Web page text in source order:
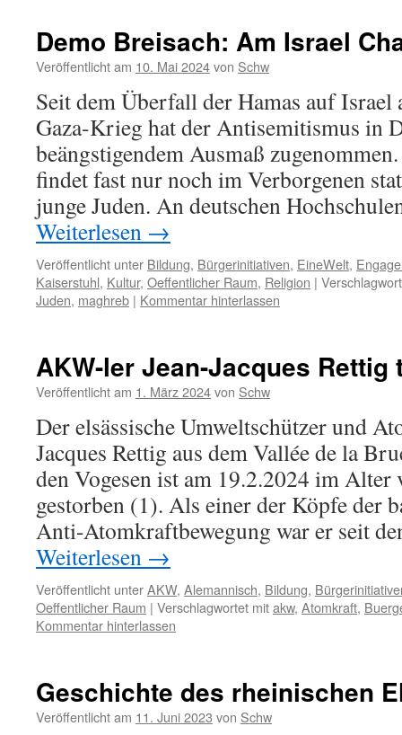
Demo Breisach: Am Israel
Veröffentlicht am 10. Mai 2024von Schw
Seit dem Überfall der Hamas auf Israel
Gaza-Krieg hat der Antisemitismus in
beängstigendem Ausmaß
findet fast nur noch im Verborgenen
junge Juden. An deutschen
Weiterlesen →
Veröffentlicht unter Bildung, Bürgerinitiativen, EineWelt,
Kaiserstuhl, Kultur, Oeffentlicher Raum, Religion |
Juden, maghreb | Kommentar hinterlassen
AKW-ler Jean-Jacques Rettig
Veröffentlicht am 1. März 2024von Schw
Der elsässische Umweltschützer und
Jacques Rettig aus dem Vallée de la
den Vogesen ist am 19.2.2024 im Alter
gestorben (1). Als einer der Köpfe der
Anti-Atomkraftbewegung war er seit
Weiterlesen →
Veröffentlicht unterAKW, Alemannisch, Bildung,
Oeffentlicher Raum | Verschlagwortet mitakw, Atomkraft,
Kommentar hinterlassen
Geschichte des rheinischen
Veröffentlicht am 11. Juni 2023 von Schw